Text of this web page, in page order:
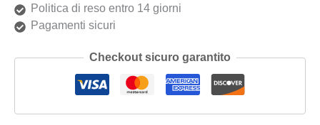
Politica di reso entro 14 giorni
Pagamenti sicuri
Checkout sicuro garantito